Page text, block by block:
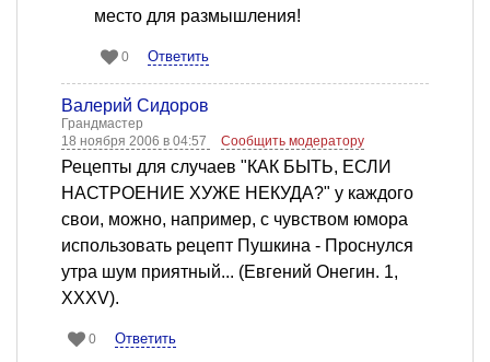
место для размышления!
0 Ответить
Валерий Сидоров
Грандмастер
18 ноября 2006 в 04:57
Сообщить модератору
Рецепты для случаев "КАК БЫТЬ, ЕСЛИ
НАСТРОЕНИЕ ХУЖЕ НЕКУДА?" у каждого
свои, можно, например, с чувством юмора
использовать рецепт Пушкина - Проснулся
утра шум приятный... (Евгений Онегин. 1,
XXXV).
0 Ответить